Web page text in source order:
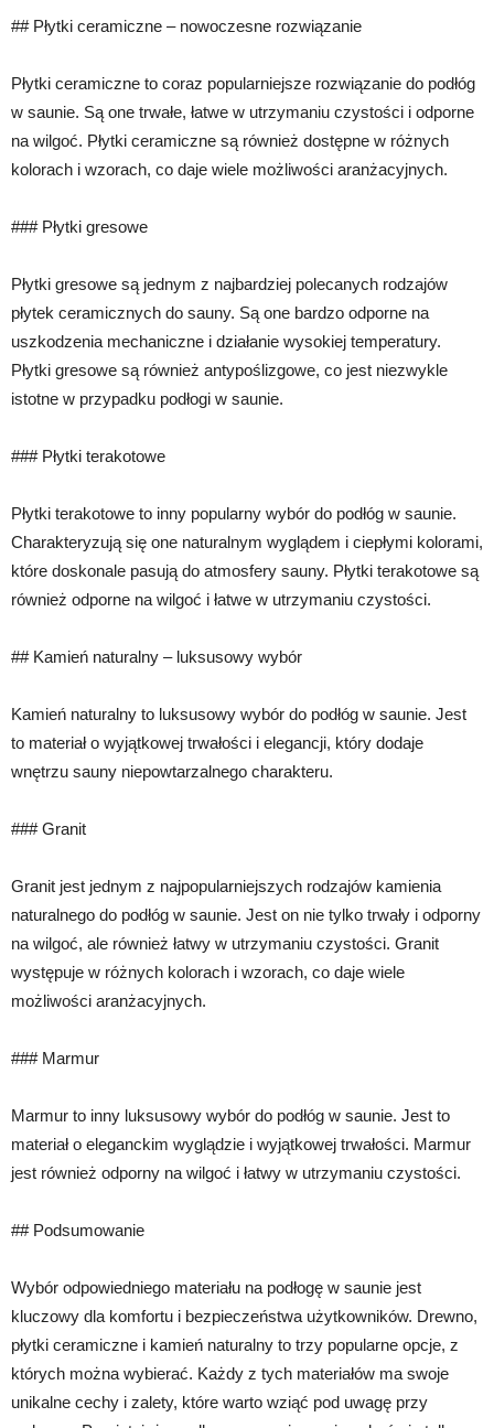
## Płytki ceramiczne – nowoczesne rozwiązanie
Płytki ceramiczne to coraz popularniejsze rozwiązanie do podłóg
w saunie. Są one trwałe, łatwe w utrzymaniu czystości i odporne
na wilgoć. Płytki ceramiczne są również dostępne w różnych
kolorach i wzorach, co daje wiele możliwości aranżacyjnych.
### Płytki gresowe
Płytki gresowe są jednym z najbardziej polecanych rodzajów
płytek ceramicznych do sauny. Są one bardzo odporne na
uszkodzenia mechaniczne i działanie wysokiej temperatury.
Płytki gresowe są również antypoślizgowe, co jest niezwykle
istotne w przypadku podłogi w saunie.
### Płytki terakotowe
Płytki terakotowe to inny popularny wybór do podłóg w saunie.
Charakteryzują się one naturalnym wyglądem i ciepłymi kolorami,
które doskonale pasują do atmosfery sauny. Płytki terakotowe są
również odporne na wilgoć i łatwe w utrzymaniu czystości.
## Kamień naturalny – luksusowy wybór
Kamień naturalny to luksusowy wybór do podłóg w saunie. Jest
to materiał o wyjątkowej trwałości i elegancji, który dodaje
wnętrzu sauny niepowtarzalnego charakteru.
### Granit
Granit jest jednym z najpopularniejszych rodzajów kamienia
naturalnego do podłóg w saunie. Jest on nie tylko trwały i odporny
na wilgoć, ale również łatwy w utrzymaniu czystości. Granit
występuje w różnych kolorach i wzorach, co daje wiele
możliwości aranżacyjnych.
### Marmur
Marmur to inny luksusowy wybór do podłóg w saunie. Jest to
materiał o eleganckim wyglądzie i wyjątkowej trwałości. Marmur
jest również odporny na wilgoć i łatwy w utrzymaniu czystości.
## Podsumowanie
Wybór odpowiedniego materiału na podłogę w saunie jest
kluczowy dla komfortu i bezpieczeństwa użytkowników. Drewno,
płytki ceramiczne i kamień naturalny to trzy popularne opcje, z
których można wybierać. Każdy z tych materiałów ma swoje
unikalne cechy i zalety, które warto wziąć pod uwagę przy